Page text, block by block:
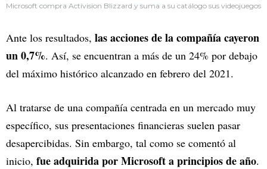
Microsoft compra Activision Blizzard y suma a su catálogo sus videojuegos
Ante los resultados, las acciones de la compañía cayeron
un 0,7%. Así, se encuentran a más de un 24% por debajo
del máximo histórico alcanzado en febrero del 2021.
Al tratarse de una compañía centrada en un mercado muy
específico, sus presentaciones financieras suelen pasar
desapercibidas. Sin embargo, tal como se comentó al
inicio, fue adquirida por Microsoft a principios de año.